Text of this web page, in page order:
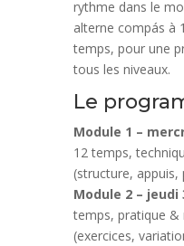
rythme dans le
alterne compás à
temps, pour une
tous les niveaux.
Le
Module 1 –
12 temps,
(structure, appuis,
Module 2 – jeudi
temps, pratique &
(exercices,